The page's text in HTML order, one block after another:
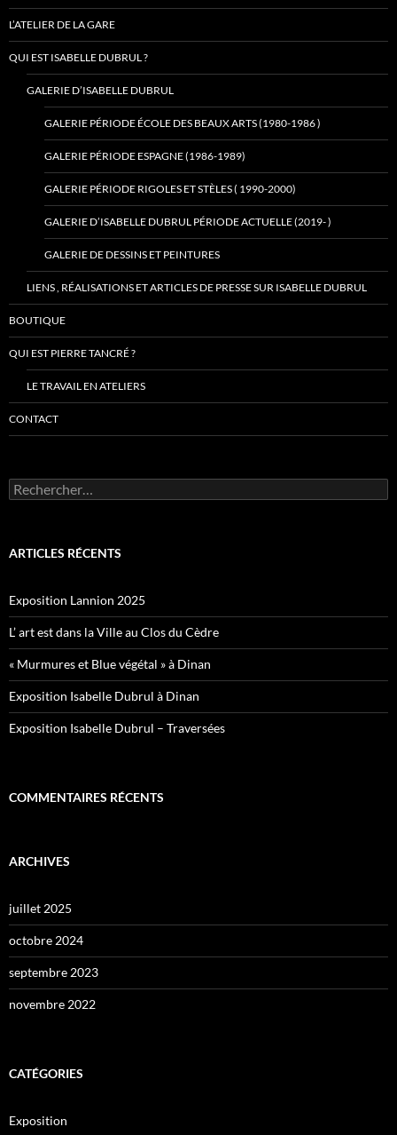
L’ATELIER DE LA GARE
QUI EST ISABELLE DUBRUL ?
GALERIE D’ISABELLE DUBRUL
GALERIE PÉRIODE ÉCOLE DES BEAUX ARTS (1980-1986 )
GALERIE PÉRIODE ESPAGNE (1986-1989)
GALERIE PÉRIODE RIGOLES ET STÈLES ( 1990-2000)
GALERIE D’ISABELLE DUBRUL PÉRIODE ACTUELLE (2019- )
GALERIE DE DESSINS ET PEINTURES
LIENS , RÉALISATIONS ET ARTICLES DE PRESSE SUR ISABELLE DUBRUL
BOUTIQUE
QUI EST PIERRE TANCRÉ ?
LE TRAVAIL EN ATELIERS
CONTACT
Rechercher :
ARTICLES RÉCENTS
Exposition Lannion 2025
L’ art est dans la Ville au Clos du Cèdre
« Murmures et Blue végétal » à Dinan
Exposition Isabelle Dubrul à Dinan
Exposition Isabelle Dubrul – Traversées
COMMENTAIRES RÉCENTS
ARCHIVES
juillet 2025
octobre 2024
septembre 2023
novembre 2022
CATÉGORIES
Exposition